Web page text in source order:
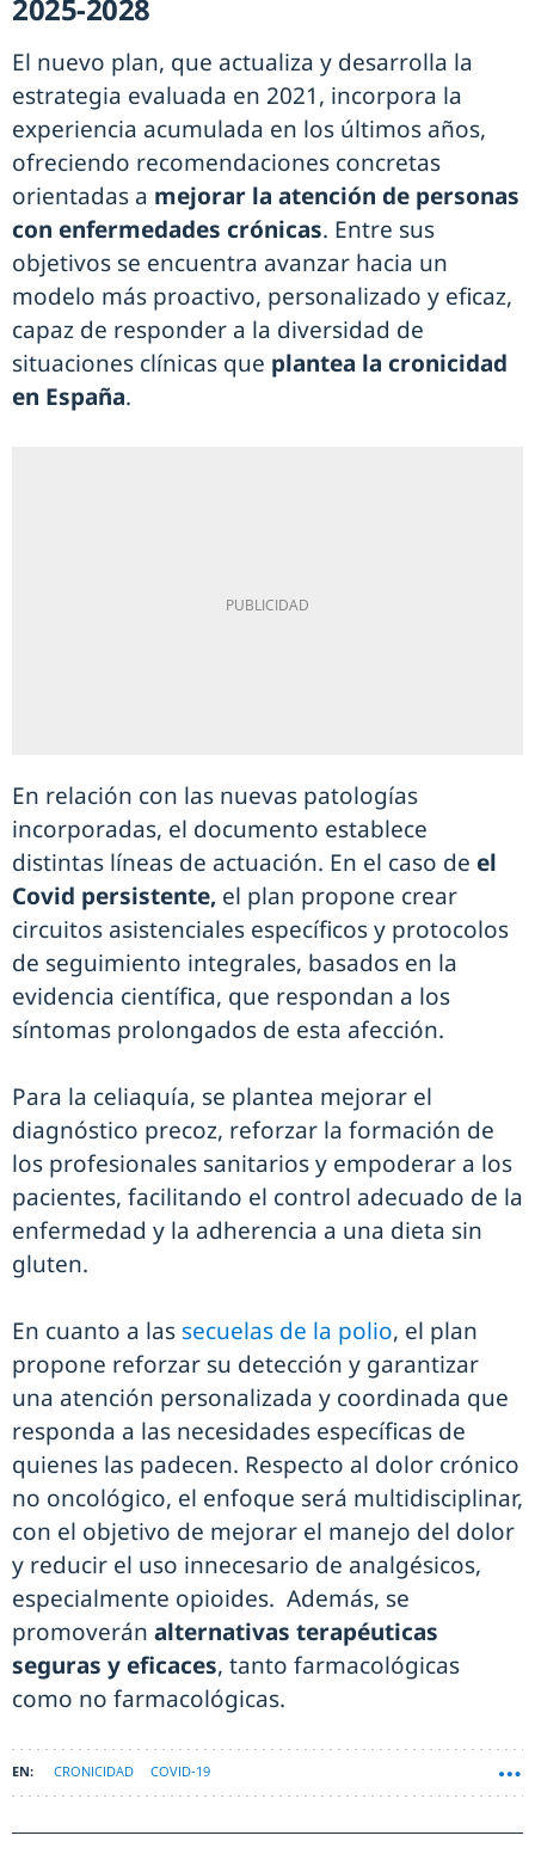
2025-2028
El nuevo plan, que actualiza y desarrolla la
estrategia evaluada en 2021, incorpora la
experiencia acumulada en los últimos años,
ofreciendo recomendaciones concretas
orientadas a mejorar la atención de personas
con enfermedades crónicas. Entre sus
objetivos se encuentra avanzar hacia un
modelo más proactivo, personalizado y eficaz,
capaz de responder a la diversidad de
situaciones clínicas que plantea la cronicidad
en España.
En relación con las nuevas patologías
incorporadas, el documento establece
distintas líneas de actuación. En el caso de el
Covid persistente, el plan propone crear
circuitos asistenciales específicos y protocolos
de seguimiento integrales, basados en la
evidencia científica, que respondan a los
síntomas prolongados de esta afección.
Para la celiaquía, se plantea mejorar el
diagnóstico precoz, reforzar la formación de
los profesionales sanitarios y empoderar a los
pacientes, facilitando el control adecuado de la
enfermedad y la adherencia a una dieta sin
gluten.
En cuanto a las secuelas de la polio, el plan
propone reforzar su detección y garantizar
una atención personalizada y coordinada que
responda a las necesidades específicas de
quienes las padecen. Respecto al dolor crónico
no oncológico, el enfoque será multidisciplinar,
con el objetivo de mejorar el manejo del dolor
y reducir el uso innecesario de analgésicos,
especialmente opioides. Además, se
promoverán alternativas terapéuticas
seguras y eficaces, tanto farmacológicas
como no farmacológicas.
CRONICIDAD COVID-19